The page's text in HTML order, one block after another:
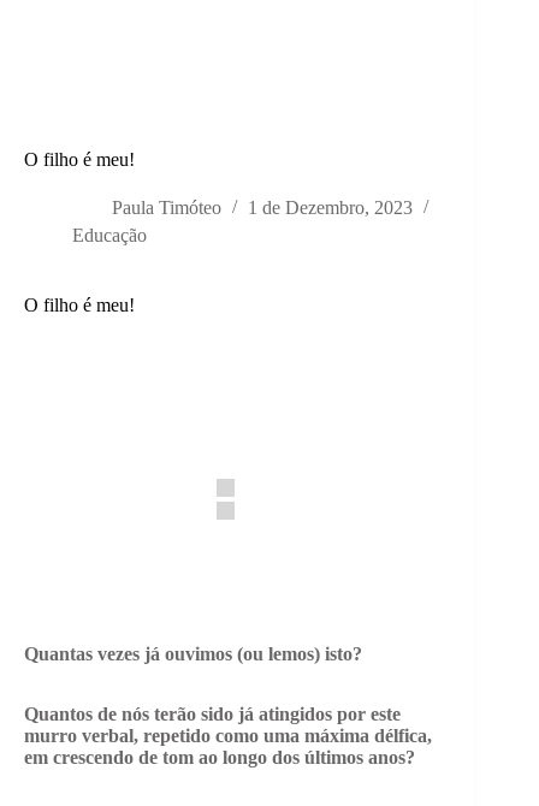
O filho é meu!
Paula Timóteo
1 de Dezembro, 2023
Educação
O filho é meu!
Quantas vezes já ouvimos (ou lemos) isto?
Quantos de nós terão sido já atingidos por este
murro verbal, repetido como uma máxima délfica,
em crescendo de tom ao longo dos últimos anos?